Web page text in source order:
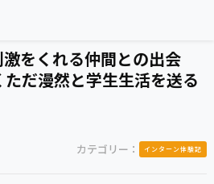
をくれる仲間との出会
だ漫然と学生生活を送る
カテゴリー： インターン体験記